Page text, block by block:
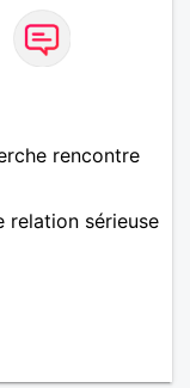
rencontre
relation sérieuse